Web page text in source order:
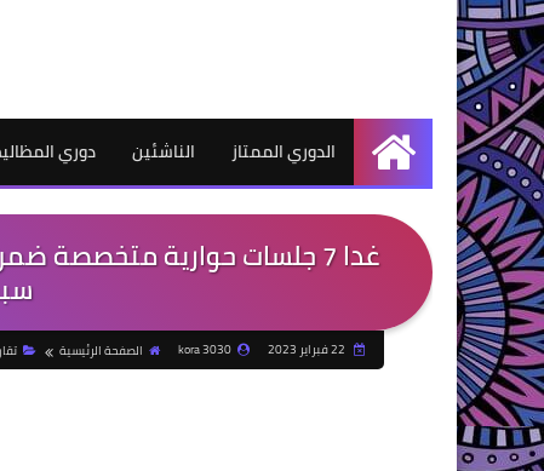
الرئيسية
الدوري الممتاز الناشئين دوري
غدا 7 جلسات حوارية متخصصة
kora 3030 الصفحة الرئيسية